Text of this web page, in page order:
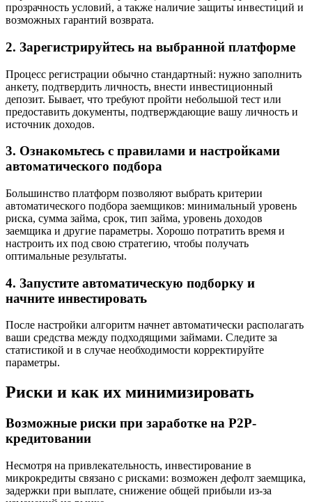
прозрачность условий, а также наличие защиты инвестиций и
возможных гарантий возврата.
2. Зарегистрируйтесь на выбранной платформе
Процесс регистрации обычно стандартный: нужно заполнить
анкету, подтвердить личность, внести инвестиционный
депозит. Бывает, что требуют пройти небольшой тест или
предоставить документы, подтверждающие вашу личность и
источник доходов.
3. Ознакомьтесь с правилами и настройками
автоматического подбора
Большинство платформ позволяют выбрать критерии
автоматического подбора заемщиков: минимальный уровень
риска, сумма займа, срок, тип займа, уровень доходов
заемщика и другие параметры. Хорошо потратить время и
настроить их под свою стратегию, чтобы получать
оптимальные результаты.
4. Запустите автоматическую подборку и
начните инвестировать
После настройки алгоритм начнет автоматически располагать
ваши средства между подходящими займами. Следите за
статистикой и в случае необходимости корректируйте
параметры.
Риски и как их минимизировать
Возможные риски при заработке на P2P-
кредитовании
Несмотря на привлекательность, инвестирование в
микрокредиты связано с рисками: возможен дефолт заемщика,
задержки при выплате, снижение общей прибыли из-за